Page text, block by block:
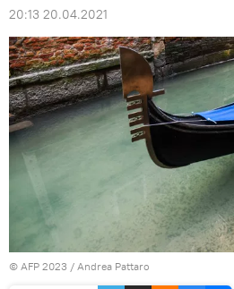
20:13 20.04.2021
© AFP 2023 / Andrea Pattaro